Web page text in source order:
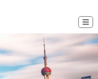
☰